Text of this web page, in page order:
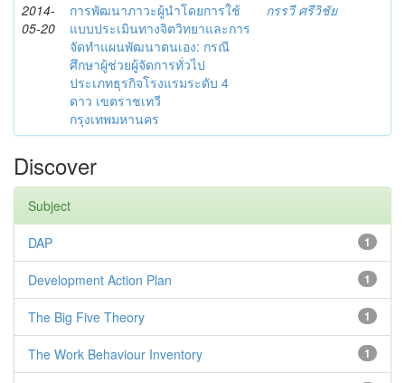
2014-
05-20
การพัฒนาภาวะผู้นำโดยการใช้
แบบประเมินทางจิตวิทยาและการ
จัดทำแผนพัฒนาตนเอง: กรณี
ศึกษาผู้ช่วยผู้จัดการทั่วไป
ประเภทธุรกิจโรงแรมระดับ 4
ดาว เขตราชเทวี
กรุงเทพมหานคร
กรรวี ศรีวิชัย
Discover
Subject
1
DAP
1
Development Action Plan
1
The Big Five Theory
1
The Work Behaviour Inventory